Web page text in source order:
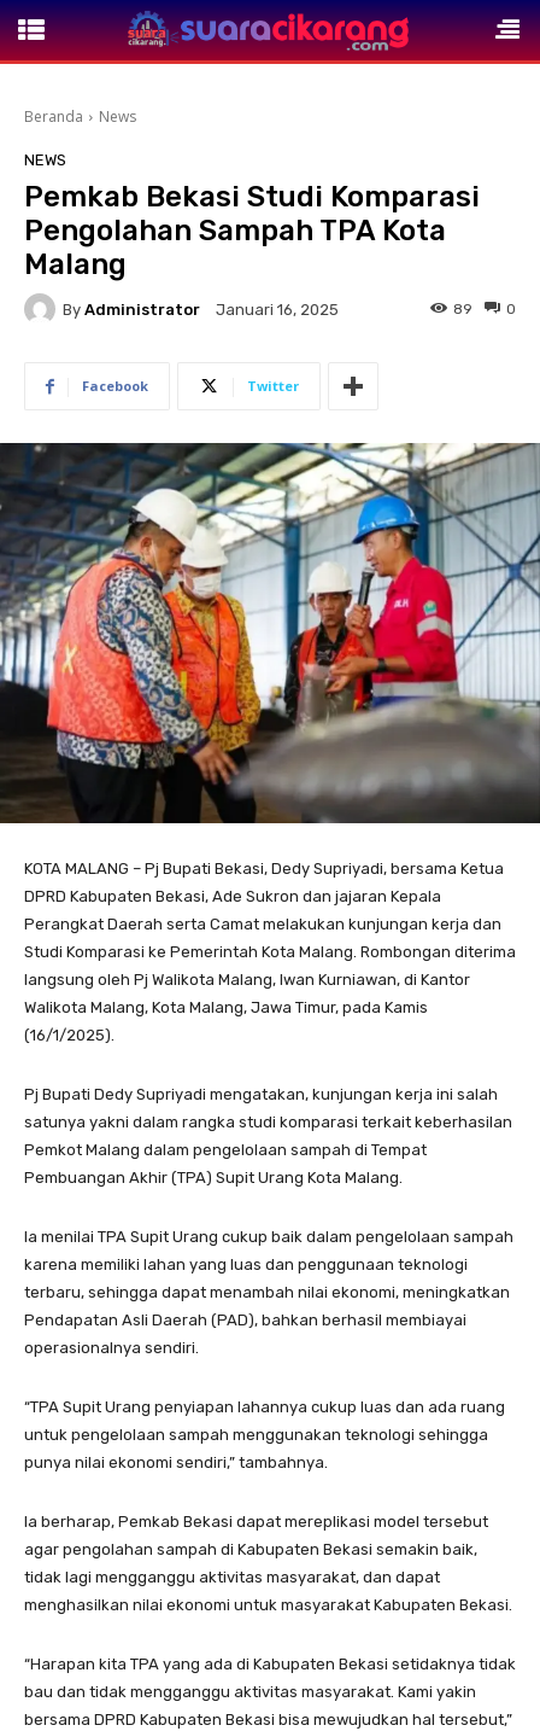
Beranda News
NEWS
Pemkab Bekasi Studi Komparasi
Pengolahan Sampah TPA Kota
Malang
By Administrator Januari 16, 2025 0
89
Facebook Twitter
KOTA MALANG – Pj Bupati Bekasi, Dedy Supriyadi, bersama Ketua
DPRD Kabupaten Bekasi, Ade Sukron dan jajaran Kepala
Perangkat Daerah serta Camat melakukan kunjungan kerja dan
Studi Komparasi ke Pemerintah Kota Malang. Rombongan diterima
langsung oleh Pj Walikota Malang, Iwan Kurniawan, di Kantor
Walikota Malang, Kota Malang, Jawa Timur, pada Kamis
(16/1/2025).
Pj Bupati Dedy Supriyadi mengatakan, kunjungan kerja ini salah
satunya yakni dalam rangka studi komparasi terkait keberhasilan
Pemkot Malang dalam pengelolaan sampah di Tempat
Pembuangan Akhir (TPA) Supit Urang Kota Malang.
Ia menilai TPA Supit Urang cukup baik dalam pengelolaan sampah
karena memiliki lahan yang luas dan penggunaan teknologi
terbaru, sehingga dapat menambah nilai ekonomi, meningkatkan
Pendapatan Asli Daerah (PAD), bahkan berhasil membiayai
operasionalnya sendiri.
“TPA Supit Urang penyiapan lahannya cukup luas dan ada ruang
untuk pengelolaan sampah menggunakan teknologi sehingga
punya nilai ekonomi sendiri,” tambahnya.
Ia berharap, Pemkab Bekasi dapat mereplikasi model tersebut
agar pengolahan sampah di Kabupaten Bekasi semakin baik,
tidak lagi mengganggu aktivitas masyarakat, dan dapat
menghasilkan nilai ekonomi untuk masyarakat Kabupaten Bekasi.
“Harapan kita TPA yang ada di Kabupaten Bekasi setidaknya tidak
bau dan tidak mengganggu aktivitas masyarakat. Kami yakin
bersama DPRD Kabupaten Bekasi bisa mewujudkan hal tersebut,”